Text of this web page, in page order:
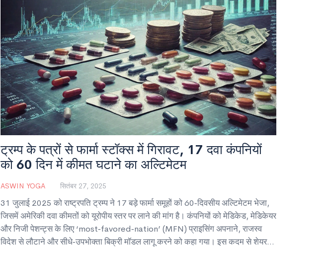
ट्रम्प के पत्रों से फार्मा स्टॉक्स में गिरावट, 17 दवा कंपनियों
को 60 दिन में कीमत घटाने का अल्टिमेटम
ASWIN YOGA सितंबर 27, 2025
31 जुलाई 2025 को राष्ट्रपति ट्रम्प ने 17 बड़े फार्मा समूहों को 60‑दिवसीय अल्टिमेटम भेजा,
जिसमें अमेरिकी दवा कीमतों को यूरोपीय स्तर पर लाने की मांग है। कंपनियों को मेडिकेड, मेडिकेयर
और निजी पेशन्ट्स के लिए ‘most‑favored‑nation’ (MFN) प्राइसिंग अपनाने, राजस्व
विदेश से लौटाने और सीधे‑उपभोक्ता बिक्री मॉडल लागू करने को कहा गया। इस कदम से शेयर